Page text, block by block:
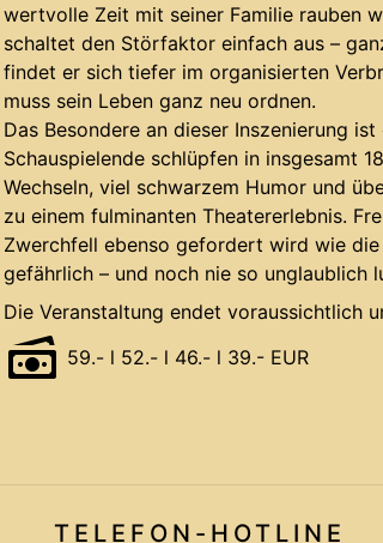
wertvolle Zeit mit seiner Familie rauben
schaltet den Störfaktor einfach aus –
findet er sich tiefer im organisierten
muss sein Leben ganz neu ordnen.
Das Besondere an dieser Inszenierung
Schauspielende schlüpfen in insgesamt
Wechseln, viel schwarzem Humor und
zu einem fulminanten Theatererlebnis.
Zwerchfell ebenso gefordert wird wie
gefährlich – und noch nie so unglaublich
Die Veranstaltung endet voraussichtlich
59.- l 52.- l 46.- l 39.- EUR
TELEFON-HOTLINE